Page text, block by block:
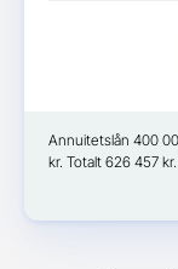
Annuitetslån 400
kr. Totalt 626 457